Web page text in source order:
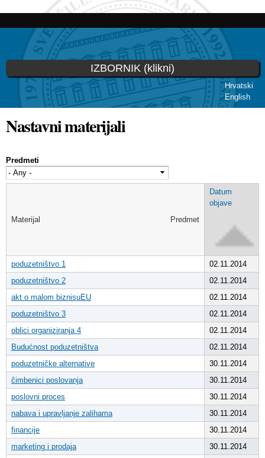
Skip to
content
Hrvatski
English
IZBORNIK (klikni)
You are here
Nastavni materijali
Predmeti
Materijal Predmet
Datum
objave
poduzetništvo 1
02.11.2014
poduzetništvo 2
02.11.2014
akt o malom biznisuEU
02.11.2014
poduzetništvo 3
02.11.2014
oblici organiziranja 4
02.11.2014
Budućnost poduzetništva
02.11.2014
poduzetničke alternative
30.11.2014
čimbenici poslovanja
30.11.2014
poslovni proces
30.11.2014
nabava i upravljanje zalihama
30.11.2014
financije
30.11.2014
marketing i prodaja
30.11.2014